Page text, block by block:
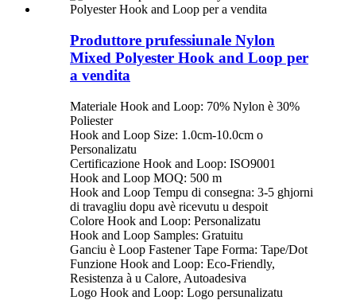
Produttore prufessiunale Nylon
Mixed Polyester Hook and Loop per
a vendita
Materiale Hook and Loop: 70% Nylon è 30%
Poliester
Hook and Loop Size: 1.0cm-10.0cm o
Personalizatu
Certificazione Hook and Loop: ISO9001
Hook and Loop MOQ: 500 m
Hook and Loop Tempu di consegna: 3-5 ghjorni
di travagliu dopu avè ricevutu u despoit
Colore Hook and Loop: Personalizatu
Hook and Loop Samples: Gratuitu
Ganciu è Loop Fastener Tape Forma: Tape/Dot
Funzione Hook and Loop: Eco-Friendly,
Resistenza à u Calore, Autoadesiva
Logo Hook and Loop: Logo persunalizatu